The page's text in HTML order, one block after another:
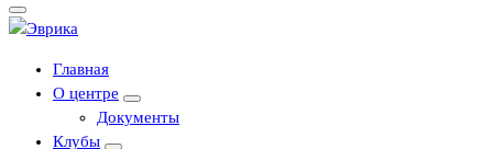
Городской культурный центр, г. Набережные Челны
Главная
О центре
Документы
Клубы